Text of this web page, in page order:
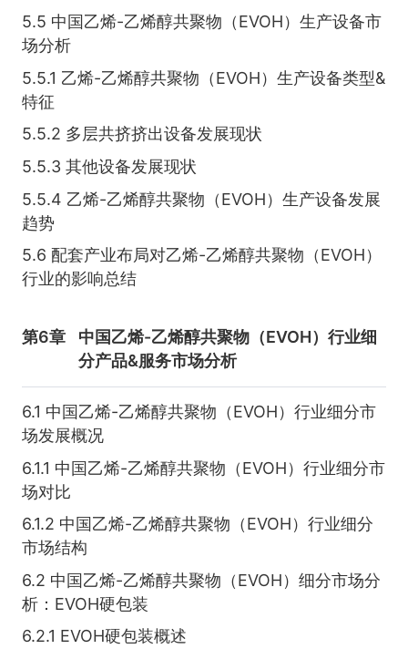
5.5 中国乙烯-乙烯醇共聚物（EVOH）生产设备市
场分析
5.5.1 乙烯-乙烯醇共聚物（EVOH）生产设备类型&
特征
5.5.2 多层共挤挤出设备发展现状
5.5.3 其他设备发展现状
5.5.4 乙烯-乙烯醇共聚物（EVOH）生产设备发展
趋势
5.6 配套产业布局对乙烯-乙烯醇共聚物（EVOH）
行业的影响总结
第6章
中国乙烯-乙烯醇共聚物（EVOH）行业细
分产品&服务市场分析
6.1 中国乙烯-乙烯醇共聚物（EVOH）行业细分市
场发展概况
6.1.1 中国乙烯-乙烯醇共聚物（EVOH）行业细分市
场对比
6.1.2 中国乙烯-乙烯醇共聚物（EVOH）行业细分
市场结构
6.2 中国乙烯-乙烯醇共聚物（EVOH）细分市场分
析：EVOH硬包装
6.2.1 EVOH硬包装概述